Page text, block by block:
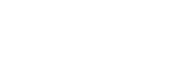
Twitter
su Linkedin